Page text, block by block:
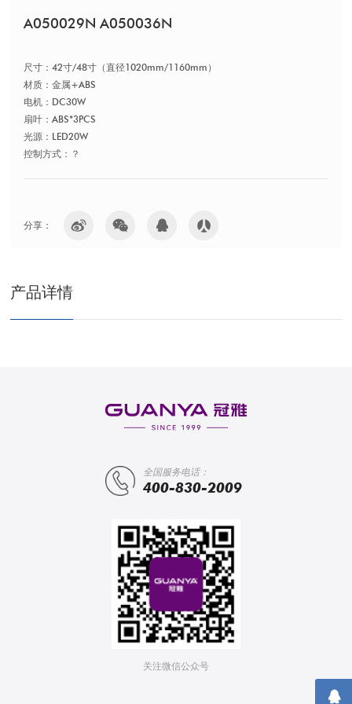
A050029N A050036N
尺寸：42寸/48寸（直径1020mm/1160mm）
材质：金属+ABS
电机：DC30W
扇叶：ABS*3PCS
光源：LED20W
控制方式：？
分享：
产品详情
全国服务电话：
400-830-2009
关注微信公众号